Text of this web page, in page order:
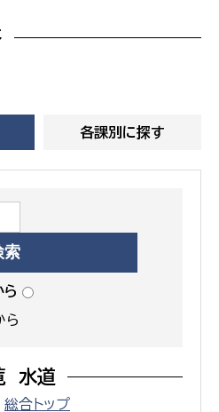
各課別に探す
ら
ら
水道
総合トップ